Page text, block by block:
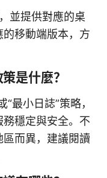
並提供對應的桌
移動端版本，方
是什麼？
最小日誌”策略，
穩定與安全。不
而異，建議閱讀